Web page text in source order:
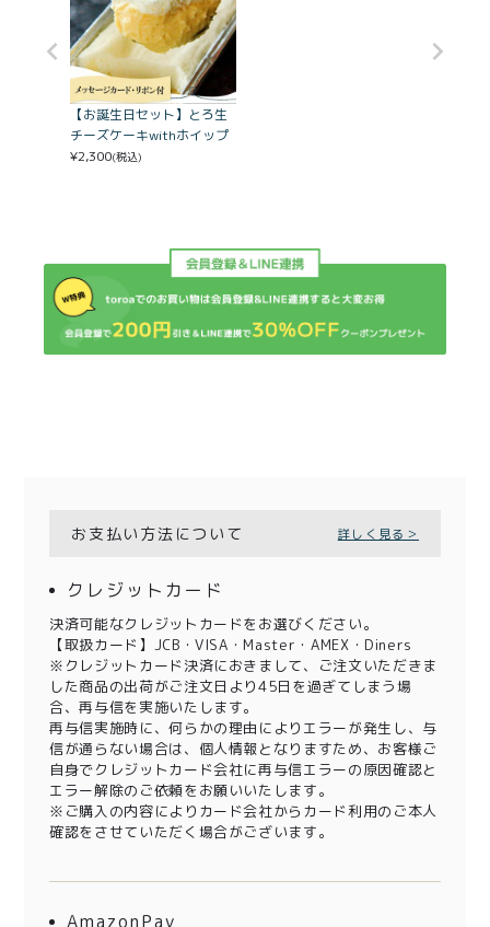
【お誕生日セット】とろ生
チーズケーキwithホイップ
¥2,300(税込)
お支払い方法について 詳しく見る＞
クレジットカード
決済可能なクレジットカードをお選びください。
【取扱カード】JCB・VISA・Master・AMEX・Diners
※クレジットカード決済におきまして、ご注文いただきま
した商品の出荷がご注文日より45日を過ぎてしまう場
合、再与信を実施いたします。
再与信実施時に、何らかの理由によりエラーが発生し、与
信が通らない場合は、個人情報となりますため、お客様ご
自身でクレジットカード会社に再与信エラーの原因確認と
エラー解除のご依頼をお願いいたします。
※ご購入の内容によりカード会社からカード利用のご本人
確認をさせていただく場合がございます。
AmazonPay